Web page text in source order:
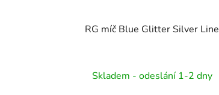
RG míč Blue Glitter Silver Line
Skladem - odeslání 1-2 dny